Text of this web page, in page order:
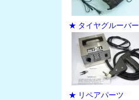
★ タイヤグルーバー
★ リペアパーツ